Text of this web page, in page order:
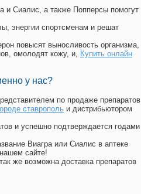
и Сиалис, а также Попперсы помогут
энергии спортсменам и решат
повысят выносливость организма,
омолодят кожу, и, Купить онлайн
у нас?
по продаже препаратов
ставрополь и дистрибьютором
и успешно подтверждается годами
Виагра или Сиалис в аптеке
сайте!
же возможна доставка препаратов